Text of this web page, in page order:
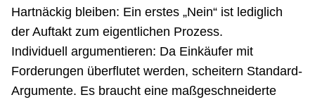
Hartnäckig bleiben: Ein erstes „Nein“ ist lediglich
der Auftakt zum eigentlichen Prozess.
Individuell argumentieren: Da Einkäufer mit
Forderungen überflutet werden, scheitern Standard-
Argumente. Es braucht eine maßgeschneiderte